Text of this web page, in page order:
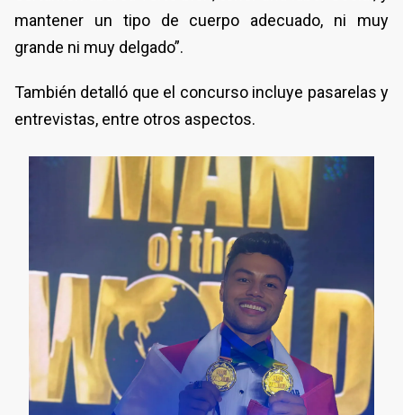
mantener un tipo de cuerpo adecuado, ni muy
grande ni muy delgado”.
También detalló que el concurso incluye pasarelas y
entrevistas, entre otros aspectos.